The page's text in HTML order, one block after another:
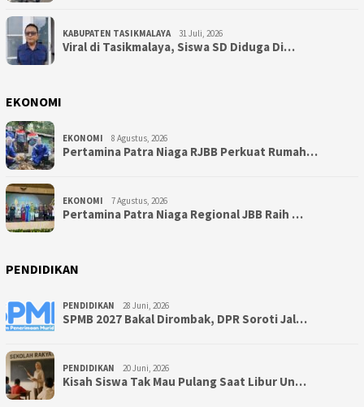
KABUPATEN TASIKMALAYA 31 Juli, 2026
Viral di Tasikmalaya, Siswa SD Diduga Di…
EKONOMI
EKONOMI 8 Agustus, 2026
Pertamina Patra Niaga RJBB Perkuat Rumah…
EKONOMI 7 Agustus, 2026
Pertamina Patra Niaga Regional JBB Raih …
PENDIDIKAN
PENDIDIKAN 28 Juni, 2026
SPMB 2027 Bakal Dirombak, DPR Soroti Jal…
PENDIDIKAN 20 Juni, 2026
Kisah Siswa Tak Mau Pulang Saat Libur Un…